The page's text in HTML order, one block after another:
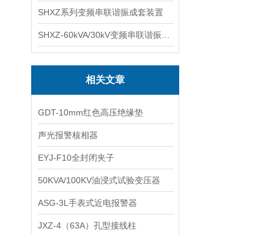
SHXZ系列变频串联谐振成套装置
相关文章
GDT-10mm红色高压绝缘垫
声光报警核相器
EYJ-F10全封闭夹子
50KVA/100KV油浸式试验变压器
ASG-3L手表式近电报警器
JXZ-4（63A）孔型接线柱